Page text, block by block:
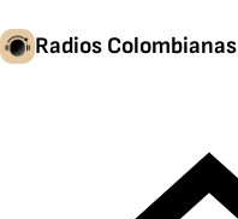
Radios Colombianas